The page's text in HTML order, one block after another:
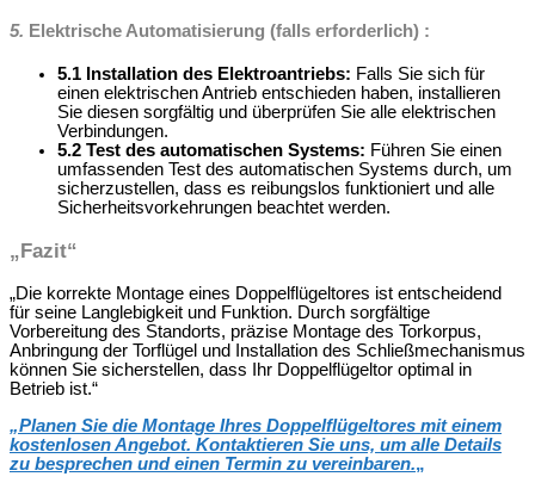
5. Elektrische Automatisierung (falls erforderlich) :
5.1 Installation des Elektroantriebs: Falls Sie sich für
einen elektrischen Antrieb entschieden haben, installieren
Sie diesen sorgfältig und überprüfen Sie alle elektrischen
Verbindungen.
5.2 Test des automatischen Systems: Führen Sie einen
umfassenden Test des automatischen Systems durch, um
sicherzustellen, dass es reibungslos funktioniert und alle
Sicherheitsvorkehrungen beachtet werden.
„Fazit“
„Die korrekte Montage eines Doppelflügeltores ist entscheidend
für seine Langlebigkeit und Funktion. Durch sorgfältige
Vorbereitung des Standorts, präzise Montage des Torkorpus,
Anbringung der Torflügel und Installation des Schließmechanismus
können Sie sicherstellen, dass Ihr Doppelflügeltor optimal in
Betrieb ist.“
„Planen Sie die Montage Ihres Doppelflügeltores mit einem
kostenlosen Angebot. Kontaktieren Sie uns, um alle Details
zu besprechen und einen Termin zu vereinbaren.„